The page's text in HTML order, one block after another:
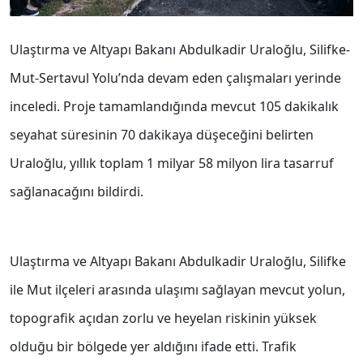
Ulaştırma ve Altyapı Bakanı Abdulkadir Uraloğlu, Silifke-
Mut-Sertavul Yolu’nda devam eden çalışmaları yerinde
inceledi. Proje tamamlandığında mevcut 105 dakikalık
seyahat süresinin 70 dakikaya düşeceğini belirten
Uraloğlu, yıllık toplam 1 milyar 58 milyon lira tasarruf
sağlanacağını bildirdi.
Ulaştırma ve Altyapı Bakanı Abdulkadir Uraloğlu, Silifke
ile Mut ilçeleri arasında ulaşımı sağlayan mevcut yolun,
topografik açıdan zorlu ve heyelan riskinin yüksek
olduğu bir bölgede yer aldığını ifade etti. Trafik